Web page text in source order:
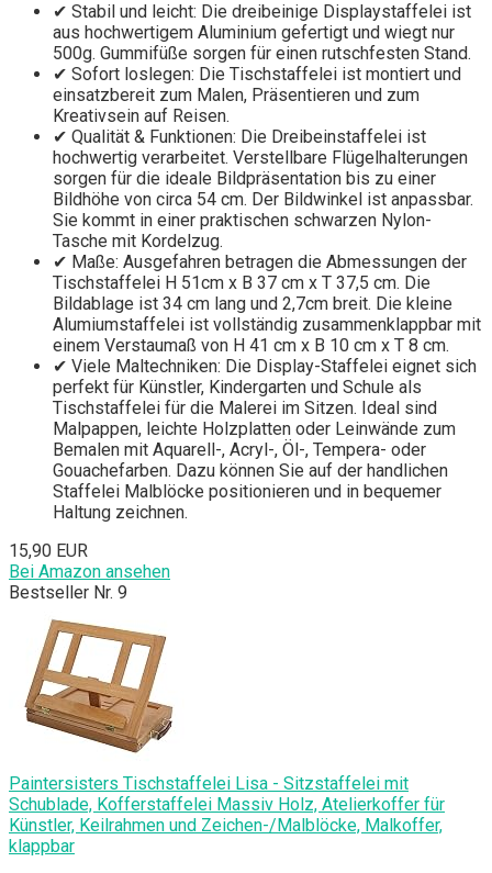
✔ Stabil und leicht: Die dreibeinige Displaystaffelei ist
aus hochwertigem Aluminium gefertigt und wiegt nur
500g. Gummifüße sorgen für einen rutschfesten Stand.
✔ Sofort loslegen: Die Tischstaffelei ist montiert und
einsatzbereit zum Malen, Präsentieren und zum
Kreativsein auf Reisen.
✔ Qualität & Funktionen: Die Dreibeinstaffelei ist
hochwertig verarbeitet. Verstellbare Flügelhalterungen
sorgen für die ideale Bildpräsentation bis zu einer
Bildhöhe von circa 54 cm. Der Bildwinkel ist anpassbar.
Sie kommt in einer praktischen schwarzen Nylon-
Tasche mit Kordelzug.
✔ Maße: Ausgefahren betragen die Abmessungen der
Tischstaffelei H 51cm x B 37 cm x T 37,5 cm. Die
Bildablage ist 34 cm lang und 2,7cm breit. Die kleine
Alumiumstaffelei ist vollständig zusammenklappbar mit
einem Verstaumaß von H 41 cm x B 10 cm x T 8 cm.
✔ Viele Maltechniken: Die Display-Staffelei eignet sich
perfekt für Künstler, Kindergarten und Schule als
Tischstaffelei für die Malerei im Sitzen. Ideal sind
Malpappen, leichte Holzplatten oder Leinwände zum
Bemalen mit Aquarell-, Acryl-, Öl-, Tempera- oder
Gouachefarben. Dazu können Sie auf der handlichen
Staffelei Malblöcke positionieren und in bequemer
Haltung zeichnen.
15,90 EUR
Bei Amazon ansehen
Bestseller Nr. 9
Paintersisters Tischstaffelei Lisa - Sitzstaffelei mit
Schublade, Kofferstaffelei Massiv Holz, Atelierkoffer für
Künstler, Keilrahmen und Zeichen-/Malblöcke, Malkoffer,
klappbar